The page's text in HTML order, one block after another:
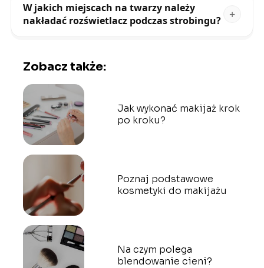
W jakich miejscach na twarzy należy
nakładać rozświetlacz podczas strobingu?
Zobacz także:
Jak wykonać makijaż krok
po kroku?
Poznaj podstawowe
kosmetyki do makijażu
Na czym polega
blendowanie cieni?